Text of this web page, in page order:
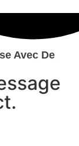
Avec De